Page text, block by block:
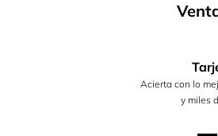
Acierta con lo
y miles